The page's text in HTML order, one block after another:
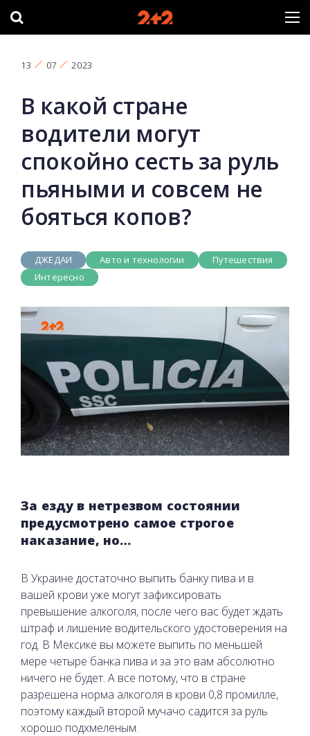
13 07 2023
В какой стране
водители могут
спокойно сесть за руль
пьяными и совсем не
бояться копов?
ДЖЕДАИ Авто и технологии
Путешествия
Интересно
За езду в нетрезвом состоянии
предусмотрено самое строгое
наказание, но…
В Украине достаточно выпить банку пива и в
вашей крови уже могут зафиксировать
превышение алкоголя, после чего вас будет ждать
штраф и лишение водительского удостоверения на
год. В Мексике вы можете выпить по меньшей
мере четыре банка пива и за это вам абсолютно
ничего не будет. А все потому, что в стране
разрешена норма алкоголя в крови 0,8 промилле,
поэтому каждый второй мучачо садится за руль
хорошо подхмеленым.